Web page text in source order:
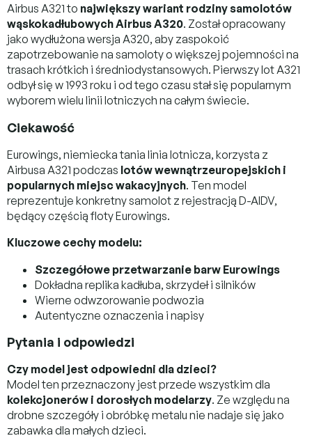
Airbus A321 to największy wariant rodziny samolotów
wąskokadłubowych Airbus A320. Został opracowany
jako wydłużona wersja A320, aby zaspokoić
zapotrzebowanie na samoloty o większej pojemności na
trasach krótkich i średniodystansowych. Pierwszy lot A321
odbył się w 1993 roku i od tego czasu stał się popularnym
wyborem wielu linii lotniczych na całym świecie.
Ciekawość
Eurowings, niemiecka tania linia lotnicza, korzysta z
Airbusa A321 podczas lotów wewnątrzeuropejskich i
popularnych miejsc wakacyjnych. Ten model
reprezentuje konkretny samolot z rejestracją D-AIDV,
będący częścią floty Eurowings.
Kluczowe cechy modelu:
Szczegółowe przetwarzanie barw Eurowings
Dokładna replika kadłuba, skrzydeł i silników
Wierne odwzorowanie podwozia
Autentyczne oznaczenia i napisy
Pytania i odpowiedzi
Czy model jest odpowiedni dla dzieci?
Model ten przeznaczony jest przede wszystkim dla
kolekcjonerów i dorosłych modelarzy. Ze względu na
drobne szczegóły i obróbkę metalu nie nadaje się jako
zabawka dla małych dzieci.